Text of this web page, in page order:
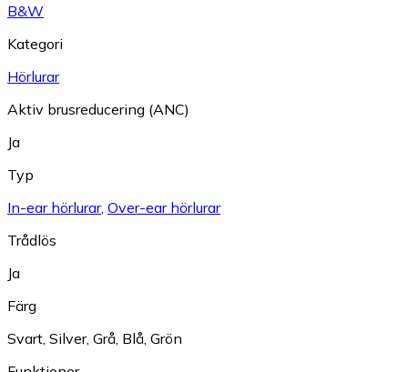
B&W
Kategori
Hörlurar
Aktiv brusreducering (ANC)
Ja
Typ
In-ear hörlurar, Over-ear hörlurar
Trådlös
Ja
Färg
Svart, Silver, Grå, Blå, Grön